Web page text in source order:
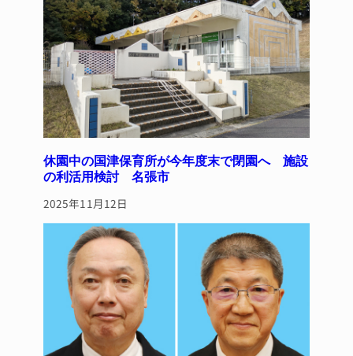
休園中の国津保育所が今年度末で閉園へ 施設
の利活用検討 名張市
2025年11月12日